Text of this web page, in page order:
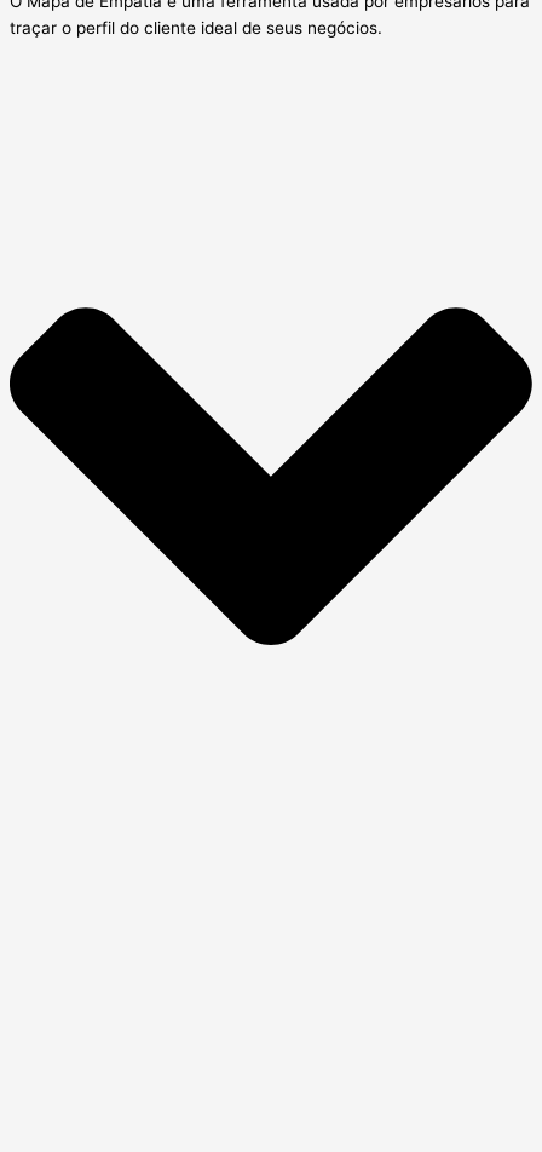
traçar o perfil do cliente ideal de seus negócios.